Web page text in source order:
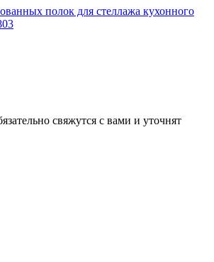
полок для стеллажа кухонного
свяжутся с вами и уточнят